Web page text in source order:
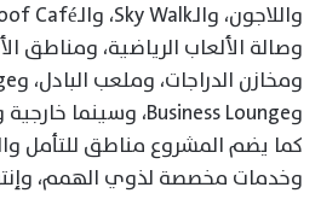
وصالة الألعاب الرياضية، ومناطق
وBusiness Lounge، وسينما خارجية وقاعات للفعاليات.
كما يضم المشروع مناطق للتأمل
وخدمات مخصصة لذوي الهمم،